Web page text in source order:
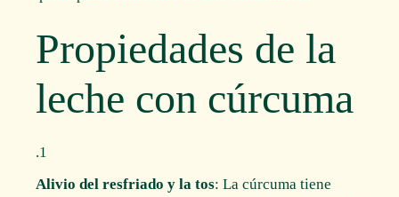
Propiedades de la
leche con cúrcuma
Alivio del resfriado y la tos: La cúrcuma tiene